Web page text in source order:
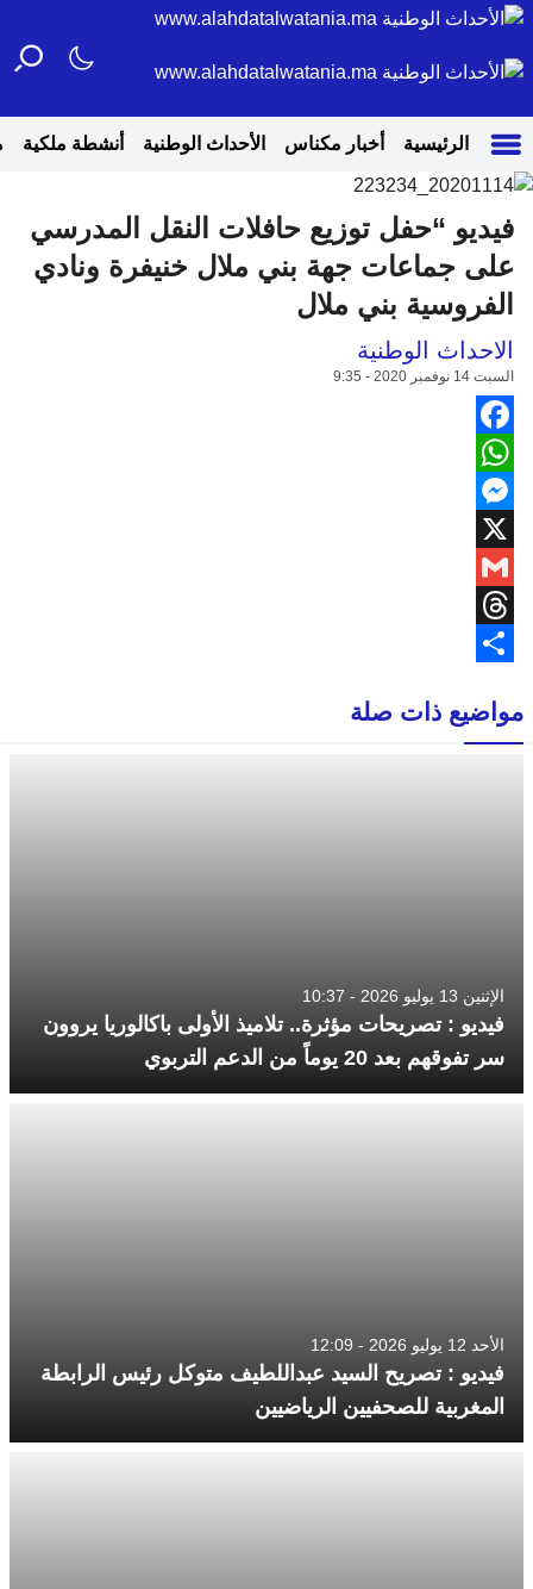
الرئيسية أخبار مكناس الأحداث الوطنية أنشطة ملكية
فيديو “حفل توزيع حافلات النقل المدرسي
على جماعات جهة بني ملال خنيفرة ونادي
الفروسية بني ملال
الاحداث الوطنية
السبت 14 نوفمبر 2020 - 9:35
Facebook
WhatsApp
Messenger
X
Gmail
Threads
مواضيع ذات صلة
الإثنين 13 يوليو 2026 - 10:37
فيديو : تصريحات مؤثرة.. تلاميذ الأولى باكالوريا يروون
سر تفوقهم بعد 20 يوماً من الدعم التربوي
الأحد 12 يوليو 2026 - 12:09
فيديو : تصريح السيد عبداللطيف متوكل رئيس الرابطة
المغربية للصحفيين الرياضيين